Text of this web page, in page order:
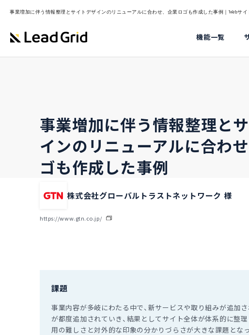
事業増加に伴う情報整理とサイトデザインのリニューアルに合わせ、企業ロゴも作成した事例｜Webサ
機能一覧
事業増加に伴う情報整理と
インのリニューアルに合わせ
ゴも作成した事例
株式会社グローバルトラストネットワーク 様
https://www.gtn.co.jp/
課題
事業内容が多岐にわたる中で、新サービスや取り組みが追加
が都度追加されていき、結果としてサイト全体が体系的に整理
用の難しさと対外的な印象の分かりづらさが大きな課題とな